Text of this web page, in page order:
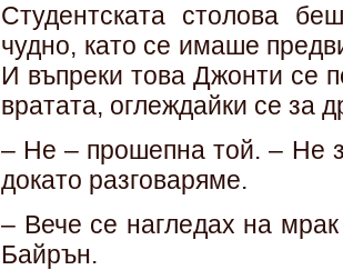
Студентската столова
чудно, като се имаше
И въпреки това Джонти се
вратата, оглеждайки се за
– Не – прошепна той. – Не
докато разговаряме.
– Вече се нагледах на
Байрън.